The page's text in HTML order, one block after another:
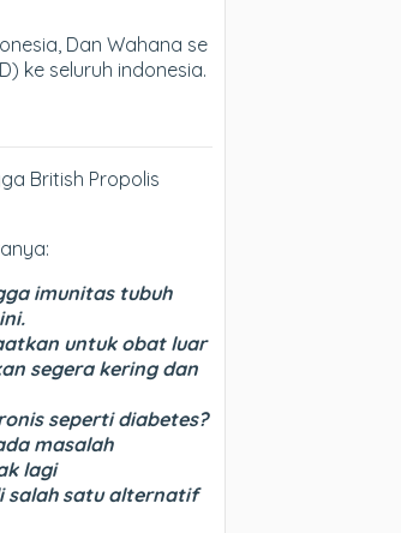
Dan Wahana se
ke seluruh indonesia.
British Propolis
imunitas tubuh
untuk obat luar
segera kering dan
seperti diabetes?
masalah
lagi
salah satu alternatif